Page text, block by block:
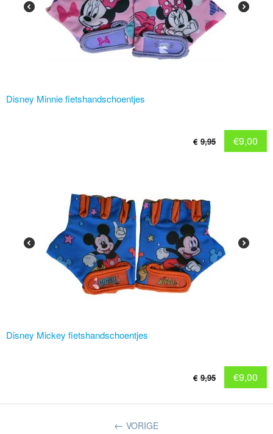
Disney Minnie fietshandschoentjes
€ 9,95 €9,00
Disney Mickey fietshandschoentjes
€ 9,95 €9,00
VORIGE